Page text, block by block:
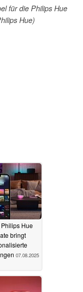
für die Philips Hue
Hue)
Hue
bringt
07.08.2025